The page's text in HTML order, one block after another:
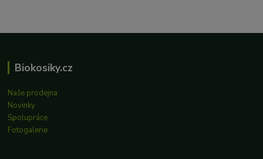
Biokosiky.cz
Naše prodejna
Novinky
Spolupráce
Fotogalerie